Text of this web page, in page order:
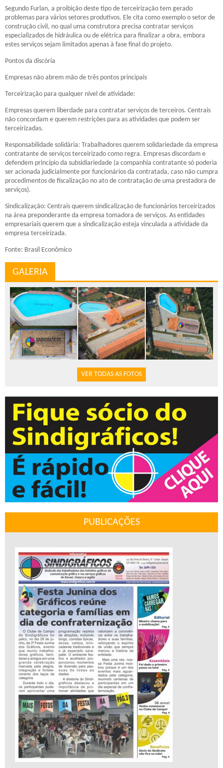
Segundo Furlan, a proibição deste tipo de terceirização tem gerado
problemas para vários setores produtivos. Ele cita como exemplo o setor de
construção civil, no qual uma construtora precisa contratar serviços
especializados de hidráulica ou de elétrica para finalizar a obra, embora
estes serviços sejam limitados apenas à fase final do projeto.
Pontos da discória
Empresas não abrem mão de três pontos principais
Terceirização para qualquer nível de atividade:
Empresas querem liberdade para contratar serviços de terceiros. Centrais
não concordam e querem restrições para as atividades que podem ser
terceirizadas.
Responsabilidade solidária: Trabalhadores querem solidariedade da empresa
contratante de serviços terceirizado como regra. Empresas discordam e
defendem princípio da subsidiariedade (a companhia contratante só poderia
ser acionada judicialmente por funcionários da contratada, caso não cumpra
procedimentos de fiscalização no ato de contratação de uma prestadora de
serviços).
Sindicalização: Centrais querem sindicalização de funcionários terceirizados
na área preponderante da empresa tomadora de serviços. As entidades
empresariais querem que a sindicalização esteja vinculada a atividade da
empresa terceirizada.
Fonte: Brasil Econômico
GALERIA
VER TODAS AS FOTOS
PUBLICAÇÕES